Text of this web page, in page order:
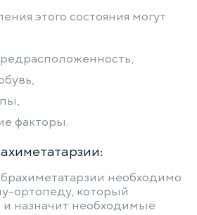
этого состояния могут
факторы.
необходимо
ортопеду, который
назначит необходимые